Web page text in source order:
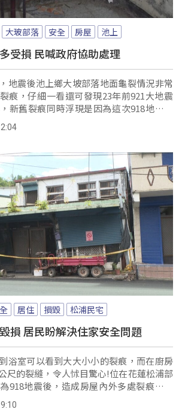
大玻部落 安全 房屋 池上
受損 民喊政府協助處理
地震後池上鄉大坡部落地面龜裂情況非常
痕，仔細一看還可發現23年前921大地震
新舊裂痕同時浮現是因為這次918地震又
位移，連寶特瓶都無法擺...。
居住 損毀 松浦民宅
損 居民盼解決住家安全問題
浴室可以看到大大小小的裂痕，而在廚房
尺的裂縫，令人怵目驚心!位在花蓮松浦部
918地震後，造成房屋內外多處裂痕，而
明顯向林小姐的家傾斜，雖然已經通報，
構鑑定。